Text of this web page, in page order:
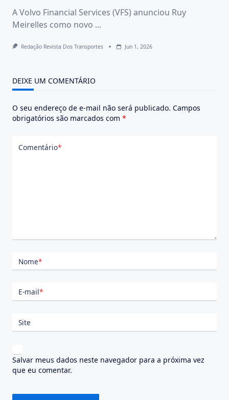
A Volvo Financial Services (VFS) anunciou Ruy
Meirelles como novo ...
Redação Revista Dos Transportes Jun 1, 2026
DEIXE UM COMENTÁRIO
O seu endereço de e-mail não será publicado. Campos
obrigatórios são marcados com *
Comentário*
Nome*
E-mail*
Site
Salvar meus dados neste navegador para a próxima vez
que eu comentar.